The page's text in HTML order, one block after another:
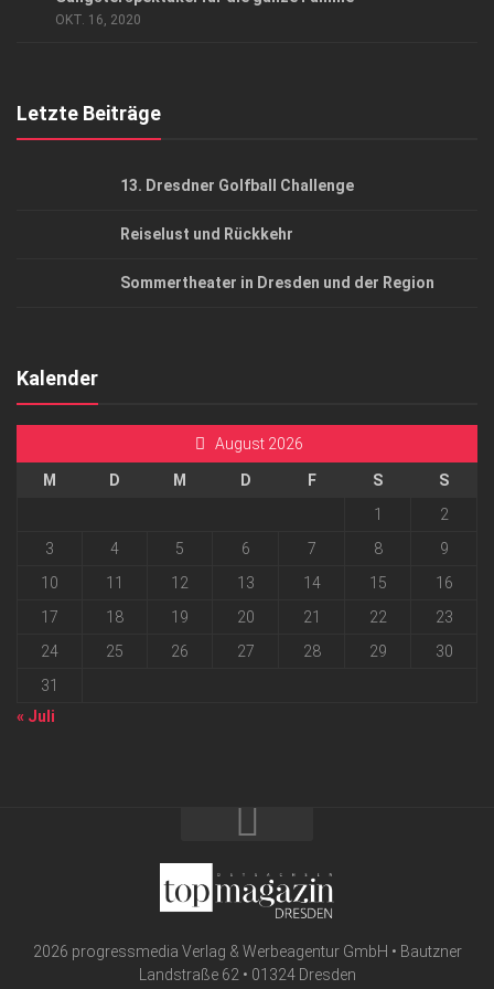
OKT. 16, 2020
Letzte Beiträge
13. Dresdner Golfball Challenge
Reiselust und Rückkehr
Sommertheater in Dresden und der Region
Kalender
August 2026
M D M D F S
S
1
2
3
4 5 6 7 8
9
10
11 12 13 14 15
16
17
18 19 20 21 22
23
24
25 26 27 28 29
30
31
« Juli
2026 progressmedia Verlag & Werbeagentur GmbH • Bautzner
Landstraße 62 • 01324 Dresden